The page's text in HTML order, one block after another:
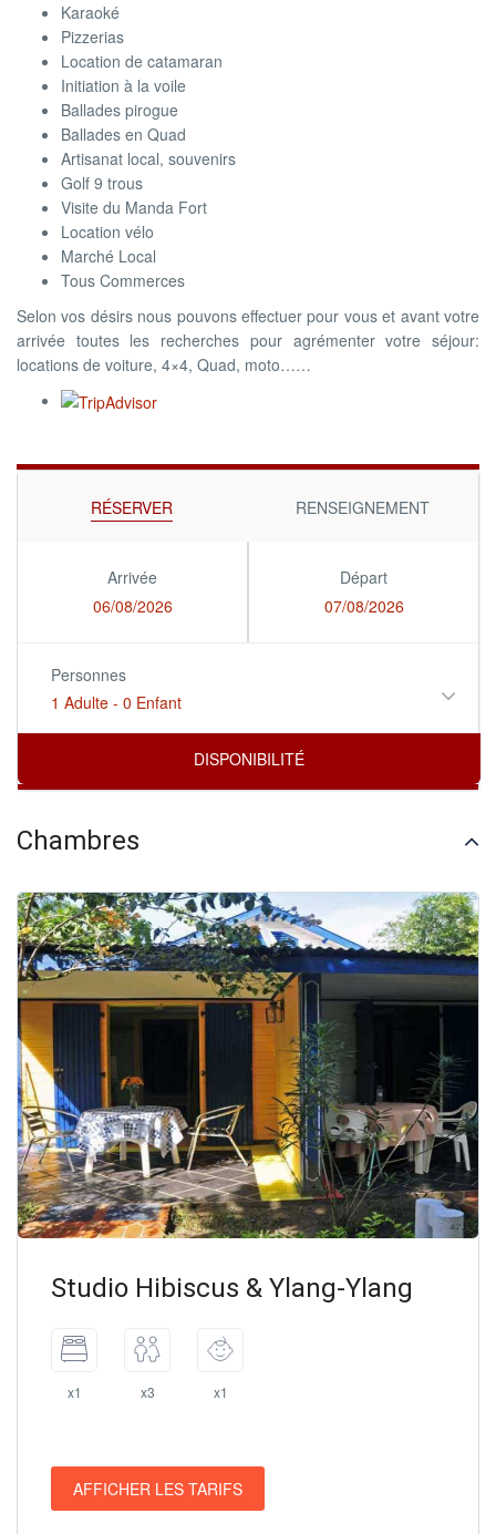
Karaoké
Pizzerias
Location de catamaran
Initiation à la voile
Ballades pirogue
Ballades en Quad
Artisanat local, souvenirs
Golf 9 trous
Visite du Manda Fort
Location vélo
Marché Local
Tous Commerces
Selon vos désirs nous pouvons effectuer pour vous et avant votre
arrivée toutes les recherches pour agrémenter votre séjour:
locations de voiture, 4×4, Quad, moto……
RÉSERVER RENSEIGNEMENT
Arrivée
06/08/2026
Départ
07/08/2026
Personnes
1 Adulte - 0 Enfant
Chambres
Studio Hibiscus & Ylang-Ylang
x1 x3 x1
AFFICHER LES TARIFS